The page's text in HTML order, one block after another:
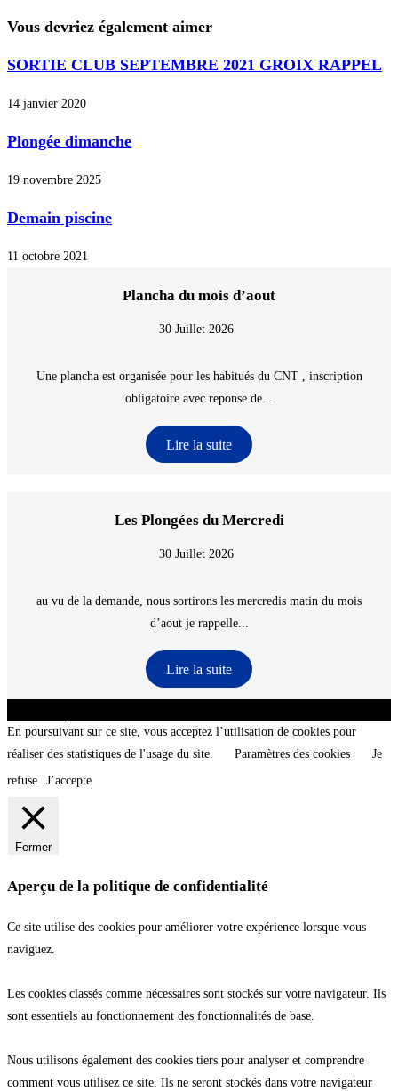
Vous devriez également aimer
SORTIE CLUB SEPTEMBRE 2021 GROIX RAPPEL
14 janvier 2020
Plongée dimanche
19 novembre 2025
Demain piscine
11 octobre 2021
Plancha du mois d’aout
30 Juillet 2026
Une plancha est organisée pour les habitués du CNT , inscription
obligatoire avec reponse de...
Lire la suite
Les Plongées du Mercredi
30 Juillet 2026
au vu de la demande, nous sortirons les mercredis matin du mois
d’aout je rappelle...
Lire la suite
En poursuivant sur ce site, vous acceptez l’utilisation de cookies pour
réaliser des statistiques de l'usage du site.
Paramètres des cookies
Je
refuse
J’accepte
Fermer
Aperçu de la politique de confidentialité
Ce site utilise des cookies pour améliorer votre expérience lorsque vous
naviguez.
Les cookies classés comme nécessaires sont stockés sur votre navigateur. Ils
sont essentiels au fonctionnement des fonctionnalités de base.
Nous utilisons également des cookies tiers pour analyser et comprendre
comment vous utilisez ce site. Ils ne seront stockés dans votre navigateur